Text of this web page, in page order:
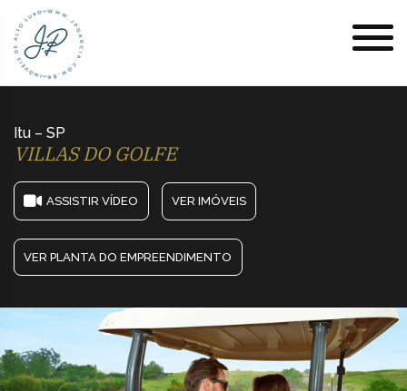
Itu – SP
VILLAS DO GOLFE
ASSISTIR VÍDEO VER IMÓVEIS
VER PLANTA DO EMPREENDIMENTO